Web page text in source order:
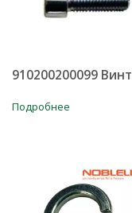
910200200099 Винт
Подробнее